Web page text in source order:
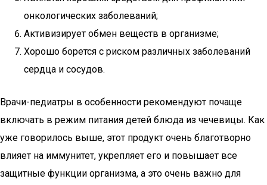
онкологических заболеваний;
Активизирует обмен веществ в организме;
Хорошо борется с риском различных заболеваний
сердца и сосудов.
Врачи-педиатры в особенности рекомендуют почаще
включать в режим питания детей блюда из чечевицы. Как
уже говорилось выше, этот продукт очень благотворно
влияет на иммунитет, укрепляет его и повышает все
защитные функции организма, а это очень важно для